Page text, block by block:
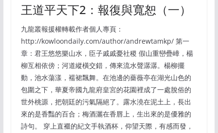
王道平天下2：報復與寬恕（一）
九龍叢報援權轉載作者個人專頁：
http://kowloondaily.com/author/andrewtamkp/ 第一
章：君王悠悠樂山水，臣子戚戚憂社稷 假山重巒疊嶂，楊
柳互相依傍；河道縱橫交錯，傳來流水聲潺潺。楊柳擺
動，池水蕩漾，襦裙飄舞。在池邊的薔薇亭在湖光山色的
包圍之下，華夏帝國九龍府皇宮的花園裡成了一處脫俗的
世外桃源，把朝廷的污氣隔絕了。露水澆在泥土上，長出
來的是香豔的百合；梅酒灑在香唇上，生出來的是優雅的
詩句。 穿上直裰的紀文手執酒杯，仰望天際，有感而發，